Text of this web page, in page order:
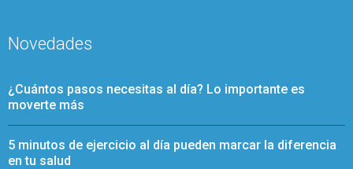
Novedades
¿Cuántos pasos necesitas al día? Lo importante es
moverte más
5 minutos de ejercicio al día pueden marcar la diferencia
en tu salud